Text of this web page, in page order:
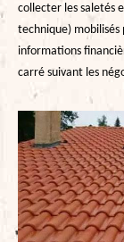
collecter les saletés
technique)
informations
carré suivant les